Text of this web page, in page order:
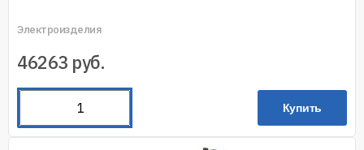
Электроизделия
46263 руб.
Купить